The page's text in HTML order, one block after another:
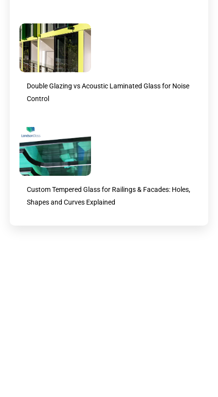
Double Glazing vs Acoustic Laminated Glass for Noise
Control
Custom Tempered Glass for Railings & Facades: Holes,
Shapes and Curves Explained